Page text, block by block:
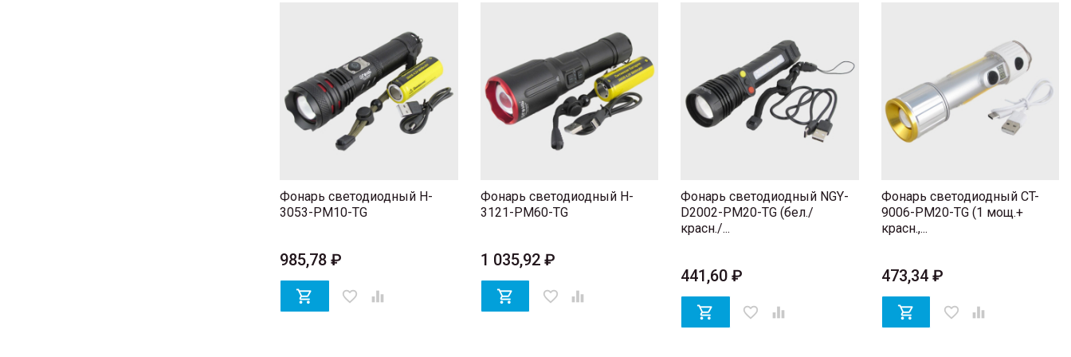
Фонарь светодиодный H-
3053-PM10-TG
985,78 ₽
 favorite_border 
Фонарь светодиодный H-
3121-PM60-TG
1 035,92 ₽
 favorite_border 
Фонарь светодиодный NGY-
D2002-PM20-TG (бел./
красн./...
441,60 ₽
 favorite_border 
Фонарь светодиодный CT-
9006-PM20-TG (1 мощ.+
красн.,...
473,34 ₽
 favorite_border 